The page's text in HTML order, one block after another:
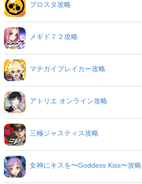
ブロスタ攻略
メギド７２攻略
マチガイブレイカー攻略
アトリエ オンライン攻略
三極ジャスティス攻略
女神にキスを〜Goddess Kiss〜攻略